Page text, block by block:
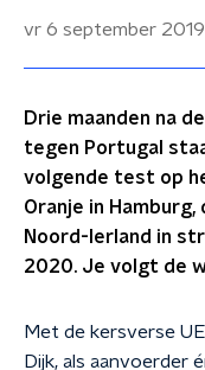
vr 6 september 2019
Drie maanden na
tegen Portugal
volgende test op
Oranje in
Noord-Ierland in
2020. Je volgt de
Met de kersverse
Dijk, als aanvoerder